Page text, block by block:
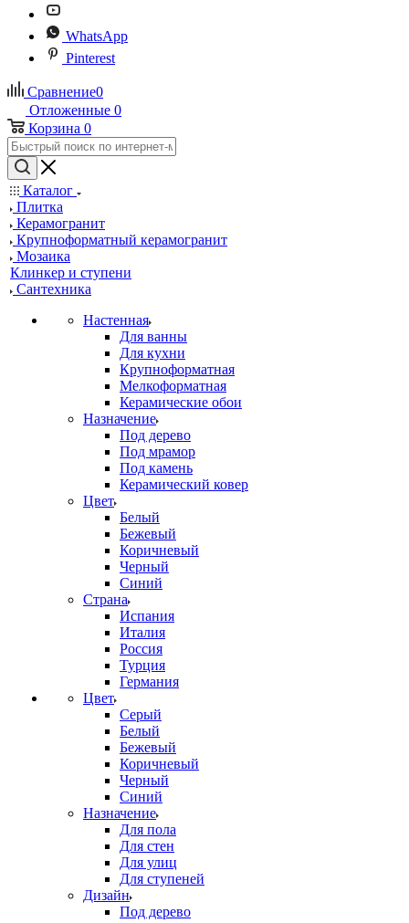
WhatsApp
Pinterest
Сравнение0
Отложенные 0
Корзина 0
Каталог
Плитка
Керамогранит
Крупноформатный керамогранит
Мозаика
Клинкер и ступени
Сантехника
Настенная
Для ванны
Для кухни
Крупноформатная
Мелкоформатная
Керамические обои
Назначение
Под дерево
Под мрамор
Под камень
Керамический ковер
Цвет
Белый
Бежевый
Коричневый
Черный
Синий
Страна
Испания
Италия
Россия
Турция
Германия
Цвет
Серый
Белый
Бежевый
Коричневый
Черный
Синий
Назначение
Для пола
Для стен
Для улиц
Для ступеней
Дизайн
Под дерево